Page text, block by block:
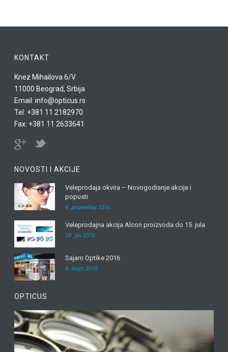
KONTAKT
Knez Mihailova 6/V
11000 Beograd, Srbija
Email: info@opticus.rs
Tel: +381 11 2182970
Fax: +381 11 2633641
NOVOSTI I AKCIJE
Veleprodaja okvira – Novogodisnje akcije i
popusti
4. децембар 2016.
Veleprodajna akcija Alcon proizvoda do 15. jula
24. јун 2016.
Sajam Optike 2016
4. март 2016.
OPTICUS